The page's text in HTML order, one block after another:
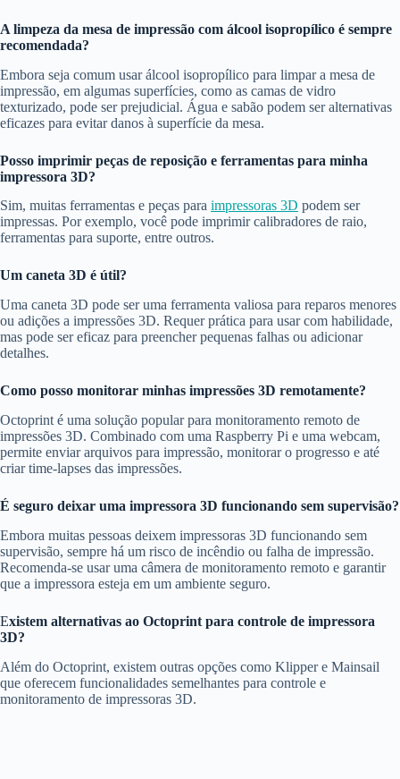
A limpeza da mesa de impressão com álcool isopropílico é sempre
recomendada?
Embora seja comum usar álcool isopropílico para limpar a mesa de
impressão, em algumas superfícies, como as camas de vidro
texturizado, pode ser prejudicial. Água e sabão podem ser alternativas
eficazes para evitar danos à superfície da mesa.
Posso imprimir peças de reposição e ferramentas para minha
impressora 3D?
Sim, muitas ferramentas e peças para impressoras 3D podem ser
impressas. Por exemplo, você pode imprimir calibradores de raio,
ferramentas para suporte, entre outros.
Um caneta 3D é útil?
Uma caneta 3D pode ser uma ferramenta valiosa para reparos menores
ou adições a impressões 3D. Requer prática para usar com habilidade,
mas pode ser eficaz para preencher pequenas falhas ou adicionar
detalhes.
Como posso monitorar minhas impressões 3D remotamente?
Octoprint é uma solução popular para monitoramento remoto de
impressões 3D. Combinado com uma Raspberry Pi e uma webcam,
permite enviar arquivos para impressão, monitorar o progresso e até
criar time-lapses das impressões.
É seguro deixar uma impressora 3D funcionando sem supervisão?
Embora muitas pessoas deixem impressoras 3D funcionando sem
supervisão, sempre há um risco de incêndio ou falha de impressão.
Recomenda-se usar uma câmera de monitoramento remoto e garantir
que a impressora esteja em um ambiente seguro.
Existem alternativas ao Octoprint para controle de impressora
3D?
Além do Octoprint, existem outras opções como Klipper e Mainsail
que oferecem funcionalidades semelhantes para controle e
monitoramento de impressoras 3D.